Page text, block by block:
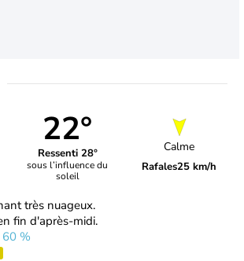
22°
Ressenti 28°
sous l’influence du
soleil
Calme
Rafales25 km/h
très nuageux.
fin d'après-midi.
60 %